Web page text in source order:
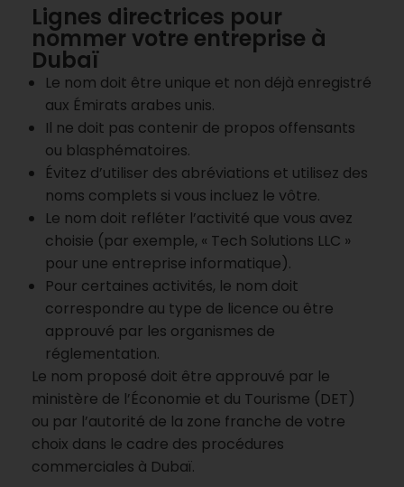
Lignes directrices pour
nommer votre entreprise à
Dubaï
Le nom doit être unique et non déjà enregistré
aux Émirats arabes unis.
Il ne doit pas contenir de propos offensants
ou blasphématoires.
Évitez d’utiliser des abréviations et utilisez des
noms complets si vous incluez le vôtre.
Le nom doit refléter l’activité que vous avez
choisie (par exemple, « Tech Solutions LLC »
pour une entreprise informatique).
Pour certaines activités, le nom doit
correspondre au type de licence ou être
approuvé par les organismes de
réglementation.
Le nom proposé doit être approuvé par le
ministère de l’Économie et du Tourisme (DET)
ou par l’autorité de la zone franche de votre
choix dans le cadre des procédures
commerciales à Dubaï.